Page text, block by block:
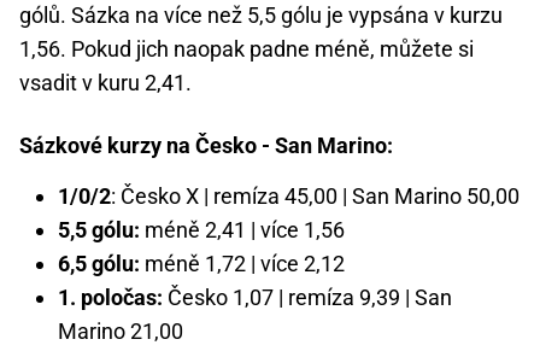
gólů. Sázka na více než 5,5 gólu je vypsána v kurzu
1,56. Pokud jich naopak padne méně, můžete si
vsadit v kuru 2,41.
Sázkové kurzy na Česko - San Marino:
1/0/2: Česko X | remíza 45,00 | San Marino 50,00
5,5 gólu: méně 2,41 | více 1,56
6,5 gólu: méně 1,72 | více 2,12
1. poločas: Česko 1,07 | remíza 9,39 | San
Marino 21,00